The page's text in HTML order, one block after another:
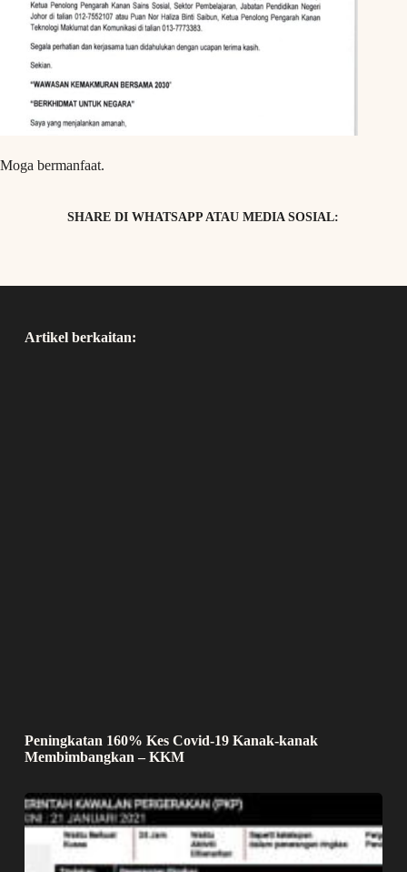
Moga bermanfaat.
SHARE DI WHATSAPP ATAU MEDIA SOSIAL:
Artikel berkaitan:
Peningkatan 160% Kes Covid-19 Kanak-kanak
Membimbangkan – KKM